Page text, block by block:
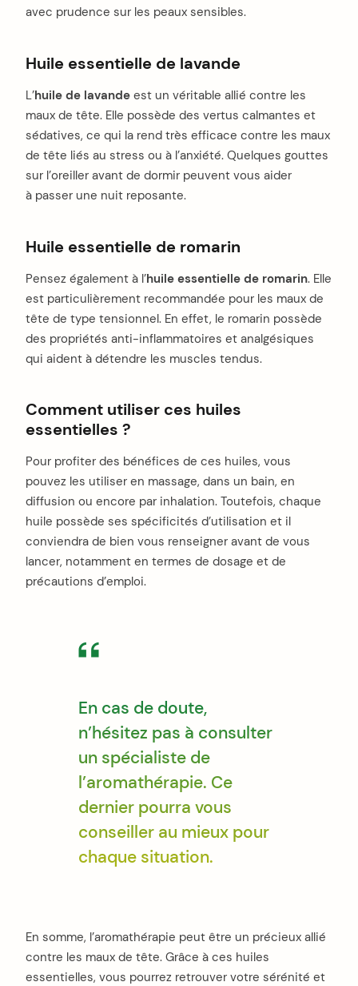
avec prudence sur les peaux sensibles.
Huile essentielle de lavande
L’huile de lavande est un véritable allié contre les
maux de tête. Elle possède des vertus calmantes et
sédatives, ce qui la rend très efficace contre les maux
de tête liés au stress ou à l’anxiété. Quelques gouttes
sur l’oreiller avant de dormir peuvent vous aider
à passer une nuit reposante.
Huile essentielle de romarin
Pensez également à l’huile essentielle de romarin. Elle
est particulièrement recommandée pour les maux de
tête de type tensionnel. En effet, le romarin possède
des propriétés anti-inflammatoires et analgésiques
qui aident à détendre les muscles tendus.
Comment utiliser ces huiles
essentielles ?
Pour profiter des bénéfices de ces huiles, vous
pouvez les utiliser en massage, dans un bain, en
diffusion ou encore par inhalation. Toutefois, chaque
huile possède ses spécificités d’utilisation et il
conviendra de bien vous renseigner avant de vous
lancer, notamment en termes de dosage et de
précautions d’emploi.
En cas de doute,
n’hésitez pas à consulter
un spécialiste de
l’aromathérapie. Ce
dernier pourra vous
conseiller au mieux pour
chaque situation.
En somme, l’aromathérapie peut être un précieux allié
contre les maux de tête. Grâce à ces huiles
essentielles, vous pourrez retrouver votre sérénité et